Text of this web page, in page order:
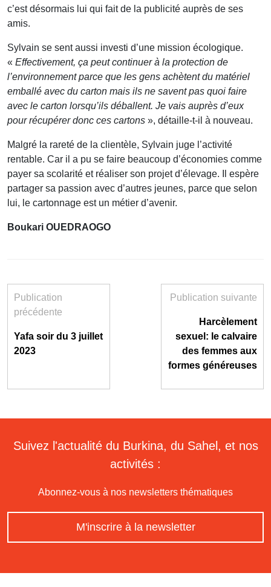
c’est désormais lui qui fait de la publicité auprès de ses
amis.
Sylvain se sent aussi investi d’une mission écologique.
« Effectivement, ça peut continuer à la protection de
l’environnement parce que les gens achètent du matériel
emballé avec du carton mais ils ne savent pas quoi faire
avec le carton lorsqu’ils déballent. Je vais auprès d’eux
pour récupérer donc ces cartons », détaille-t-il à nouveau.
Malgré la rareté de la clientèle, Sylvain juge l’activité
rentable. Car il a pu se faire beaucoup d’économies comme
payer sa scolarité et réaliser son projet d’élevage. Il espère
partager sa passion avec d’autres jeunes, parce que selon
lui, le cartonnage est un métier d’avenir.
Boukari OUEDRAOGO
Publication
précédente
Yafa soir du 3 juillet
2023
Publication suivante
Harcèlement
sexuel: le calvaire
des femmes aux
formes généreuses
Suivez l'actualité du Burkina, du Sahel, et nos
activités :
Abonnez-vous à nos newsletters thématiques
M'inscrire à la newsletter